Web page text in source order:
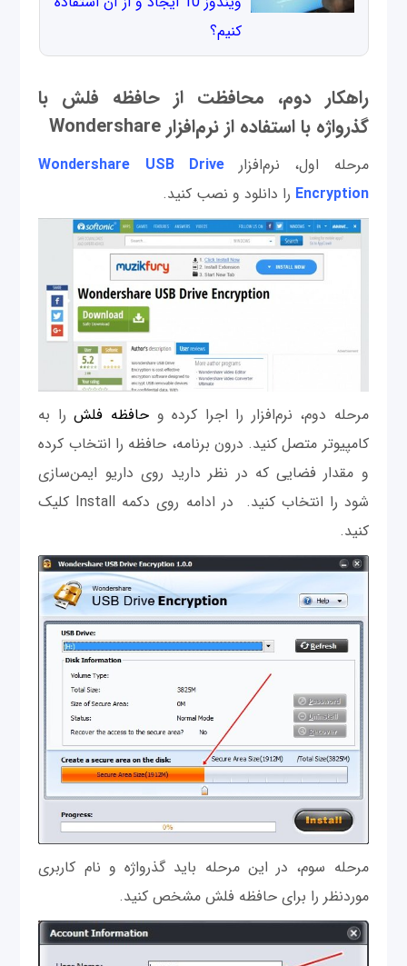
کنیم؟
راهکار دوم، محافظت از حافظه فلش با
گذرواژه با استفاده از نرم‌افزار Wondershare
مرحله اول، نرم‌افزارWondershare USB Drive
Encryption را دانلود و نصب کنید.
مرحله دوم، نرم‌افزار را اجرا کرده و حافظه فلشرا به
کامپیوتر متصل کنید. درون برنامه، حافظه را انتخاب کرده
و مقدار فضایی که در نظر دارید روی داریو ایمن‌سازی
شود را انتخاب کنید. در ادامه روی دکمه Install کلیک
کنید.
مرحله سوم، در این مرحله باید گذرواژه و نام کاربری
موردنظر را برای حافظه فلش مشخص کنید.